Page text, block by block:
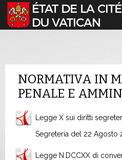
Sélectionnez votre langue
NORMATIVA IN
PENALE E
Legge X sui diritti
Segreteria del 22 Agosto
Legge N.DCCXX di